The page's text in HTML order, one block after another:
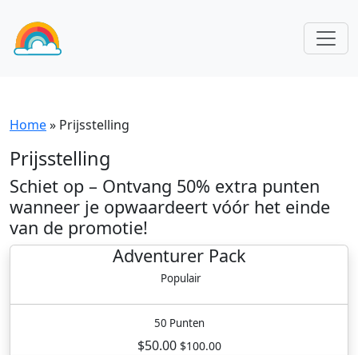
Home» Prijsstelling
Prijsstelling
Schiet op – Ontvang 50% extra punten
wanneer je opwaardeert vóór het einde
van de promotie!
Adventurer Pack
Populair
50 Punten
$50.00 $100.00